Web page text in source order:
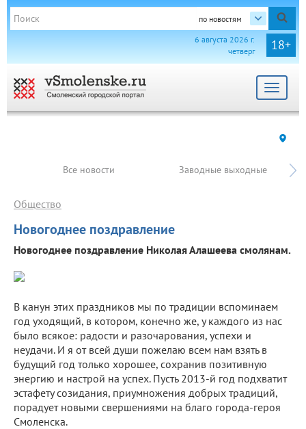
по новостям
18+
6 августа 2026 г.
четверг
Toggle
Все новости Заводные выходные
Новогоднее поздравление
Общество
Новогоднее поздравление Николая Алашеева смолянам.
В канун этих праздников мы по традиции вспоминаем
год уходящий, в котором, конечно же, у каждого из нас
было всякое: радости и разочарования, успехи и
неудачи. И я от всей души пожелаю всем нам взять в
будущий год только хорошее, сохранив позитивную
энергию и настрой на успех. Пусть 2013-й год подхватит
эстафету созидания, приумножения добрых традиций,
порадует новыми свершениями на благо города-героя
Смоленска.